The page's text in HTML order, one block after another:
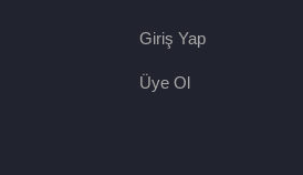
Giriş Yap
Üye Ol